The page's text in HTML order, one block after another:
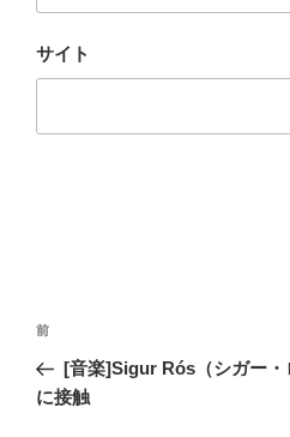
サイト
投
ナ
過
去
の
前
[音楽]Sigur Rós（シガー
に接触